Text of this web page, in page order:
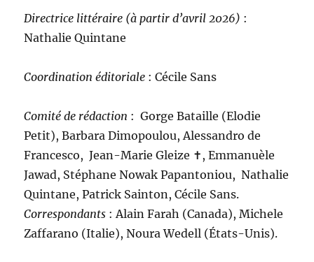
Directrice littéraire (à partir d’avril 2026) :
Nathalie Quintane
Coordination éditoriale : Cécile Sans
Comité de rédaction : Gorge Bataille (Elodie
Petit), Barbara Dimopoulou, Alessandro de
Francesco, Jean-Marie Gleize ‪✝︎, Emmanuèle
Jawad, Stéphane Nowak Papantoniou, Nathalie
Quintane, Patrick Sainton, Cécile Sans.
Correspondants : Alain Farah (Canada), Michele
Zaffarano (Italie), Noura Wedell (États-Unis).